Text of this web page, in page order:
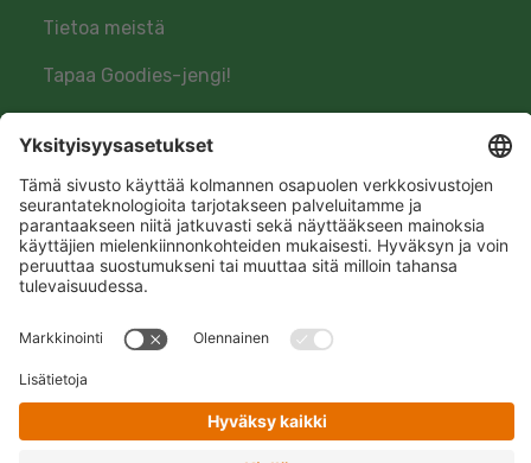
Tietoa meistä
Tapaa Goodies-jengi!
Seuraa meitä
Hero Global
Copyright © Hero 2025